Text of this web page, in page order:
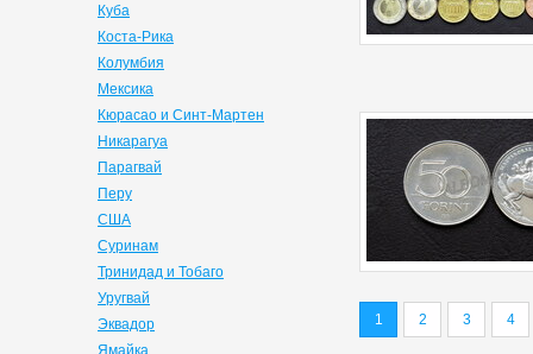
1 2 3 4
Куба
Коста-Рика
Колумбия
Мексика
Кюрасао и Синт-Мартен
Никарагуа
Парагвай
Перу
США
Суринам
Тринидад и Тобаго
Уругвай
Эквадор
Ямайка